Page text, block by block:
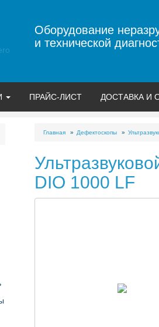
Оборудование
и технической
ПРАЙС-ЛИСТ ДОСТАВКА И
Главная Дефектоскопы
DIO 1000 LF